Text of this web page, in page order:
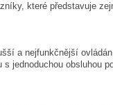
které představuje
a nejfunkčnější
jednoduchou obsluhou